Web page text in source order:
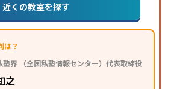
校生に対応特待生・奨学金制度あり
準あり授業の振替可能学習にPC・タブレ
用1科目から受講可能季節講習のみの受講
あり
近くの教室を探す
は？
塾界 （全国私塾情報センター）代表取締役
之